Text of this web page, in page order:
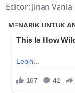
Editor: Jinan Vania